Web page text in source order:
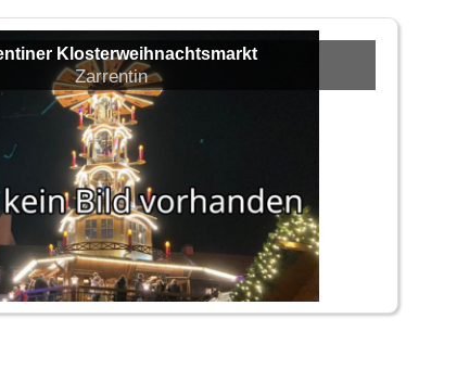
Klosterweihnachtsmarkt
Zarrentin